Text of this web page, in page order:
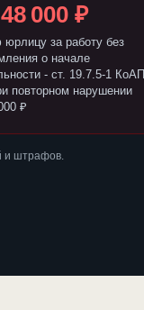
000 ₽
за работу без
о начале
- ст. 19.7.5-1 КоАП
повторном нарушении
₽
и штрафов.